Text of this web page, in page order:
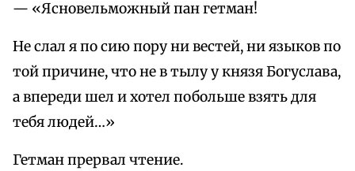
— «Ясновельможный пан гетман!
Не слал я по сию пору ни вестей, ни языков по
той причине, что не в тылу у князя Богуслава,
а впереди шел и хотел побольше взять для
тебя людей…»
Гетман прервал чтение.